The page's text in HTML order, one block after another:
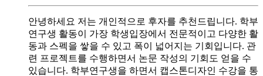
안녕하세요 저는 개인적으로 후자를 추천드립니다. 학부
연구생 활동이 가장 학생입장에서 전문적이고 다양한 활
동과 스펙을 쌓을 수 있고 폭이 넓어지는 기회입니다. 관
련 프로젝트를 수행하면서 논문 작성의 기회도 얻을 수
있습니다. 학부연구생을 하면서 캡스톤디자인 수강을 통